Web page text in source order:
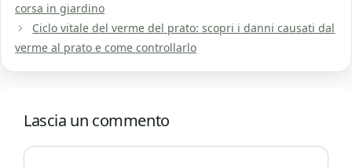
corsa in giardino
Ciclo vitale del verme del prato: scopri i danni causati dal
verme al prato e come controllarlo
Lascia un commento
Commento